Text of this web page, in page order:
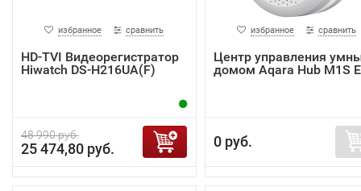
избранное сравнить
HD-TVI Видеорегистратор
Hiwatch DS-H216UA(F)
48 990 руб.
25 474,80 руб.
избранное сравнить
Центр управления
домом Aqara Hub M1S
0 руб.